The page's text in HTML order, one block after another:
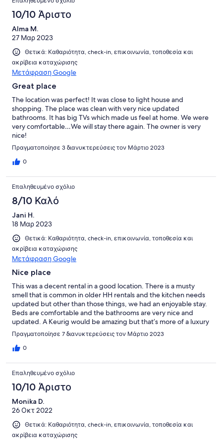
were kicked off the tennis courts 2 times during the week by
the Smith Stearns Tennis Academy (from Sea Pines). Paying
guests should get the priority but that was not the case. In spite
of these issues, we enjoyed our week very much - mostly due to
the amazing weather.
10/10 Άριστο
Alma M.
27 Μαρ 2023
Θετικά: Καθαριότητα, check-in, επικοινωνία, τοποθεσία και
ακρίβεια καταχώρισης
Μετάφραση Google
Great place
The location was perfect! It was close to light house and
shopping. The place was clean with very nice updated
bathrooms. It has big TVs which made us feel at home. We were
very comfortable…We will stay there again. The owner is very
nice!
Πραγματοποίησε 3 διανυκτερεύσεις τον Μάρτιο 2023
0
Επαληθευμένο σχόλιο
8/10 Καλό
Jani H.
18 Μαρ 2023
Θετικά: Καθαριότητα, check-in, επικοινωνία, τοποθεσία και
ακρίβεια καταχώρισης
Μετάφραση Google
Nice place
This was a decent rental in a good location. There is a musty
smell that is common in older HH rentals and the kitchen needs
updated but other than those things, we had an enjoyable stay.
Beds are comfortable and the bathrooms are very nice and
updated. A Keurig would be amazing but that’s more of a luxury
want than need. Thanks for the nice stay !
Πραγματοποίησε 7 διανυκτερεύσεις τον Μάρτιο 2023
0
Επαληθευμένο σχόλιο
10/10 Άριστο
Monika D.
26 Οκτ 2022
Θετικά: Καθαριότητα, check-in, επικοινωνία, τοποθεσία και
ακρίβεια καταχώρισης